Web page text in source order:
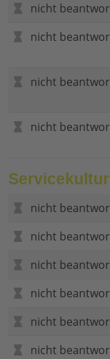
nicht
nicht
nicht
nicht
nicht
nicht
nicht
nicht
nicht
nicht